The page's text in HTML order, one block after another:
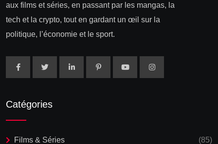
aux films et séries, en passant par les mangas, la
tech et la crypto, tout en gardant un œil sur la
politique, l’économie et le sport.
Catégories
Films & Séries (85)